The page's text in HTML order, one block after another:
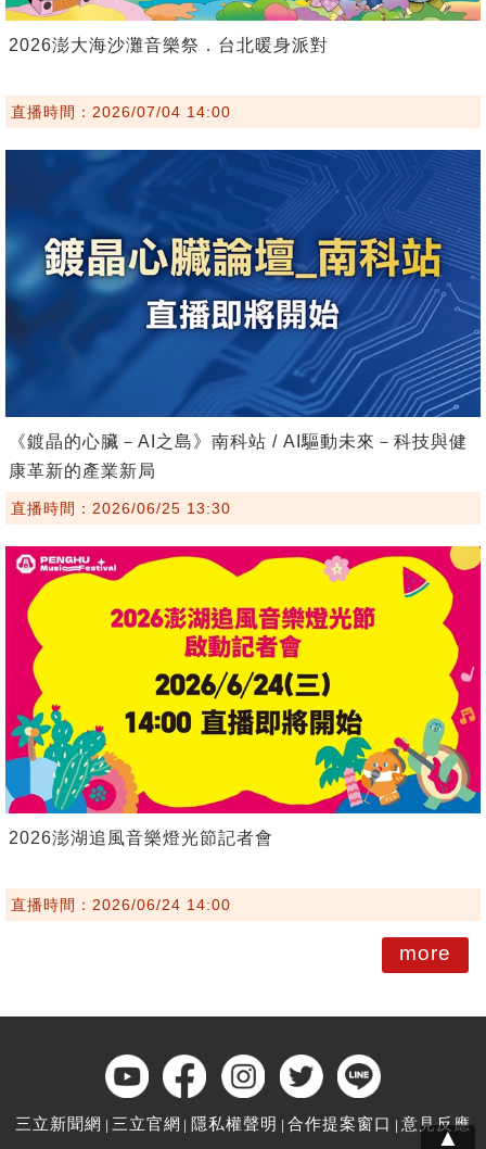
2026澎大海沙灘音樂祭．台北暖身派對
直播時間：2026/07/04 14:00
《鍍晶的心臟－AI之島》南科站 / AI驅動未來－科技與健
康革新的產業新局
直播時間：2026/06/25 13:30
2026澎湖追風音樂燈光節記者會
直播時間：2026/06/24 14:00
more
三立新聞網 三立官網 隱私權聲明 合作提案窗口 意見反應
▲